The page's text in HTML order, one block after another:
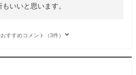
いいと思います。
すすめコメント（3件）